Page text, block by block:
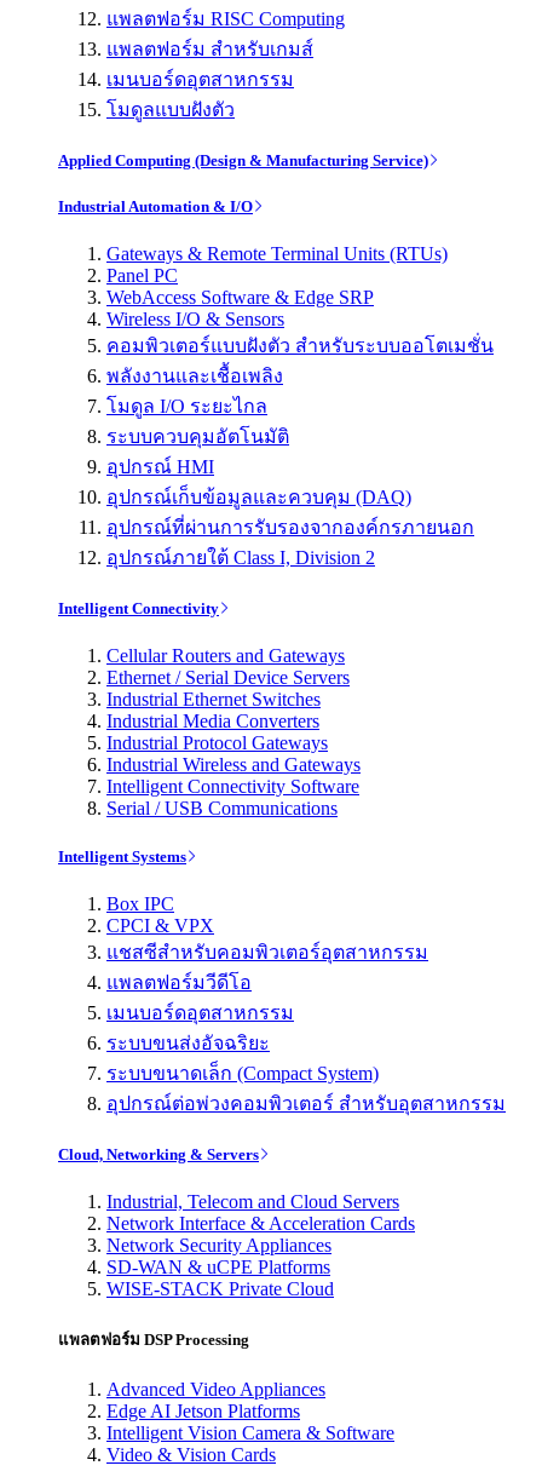
แพลตฟอร์ม RISC Computing
แพลตฟอร์ม สำหรับเกมส์
เมนบอร์ดอุตสาหกรรม
โมดูลแบบฝังตัว
Applied Computing (Design & Manufacturing Service)
Industrial Automation & I/O
Gateways & Remote Terminal Units (RTUs)
Panel PC
WebAccess Software & Edge SRP
Wireless I/O & Sensors
คอมพิวเตอร์แบบฝังตัว สำหรับระบบออโตเมชั่น
พลังงานและเชื้อเพลิง
โมดูล I/O ระยะไกล
ระบบควบคุมอัตโนมัติ
อุปกรณ์ HMI
อุปกรณ์เก็บข้อมูลและควบคุม (DAQ)
อุปกรณ์ที่ผ่านการรับรองจากองค์กรภายนอก
อุปกรณ์ภายใต้ Class I, Division 2
Intelligent Connectivity
Cellular Routers and Gateways
Ethernet / Serial Device Servers
Industrial Ethernet Switches
Industrial Media Converters
Industrial Protocol Gateways
Industrial Wireless and Gateways
Intelligent Connectivity Software
Serial / USB Communications
Intelligent Systems
Box IPC
CPCI & VPX
แชสซีสำหรับคอมพิวเตอร์อุตสาหกรรม
แพลตฟอร์มวีดีโอ
เมนบอร์ดอุตสาหกรรม
ระบบขนส่งอัจฉริยะ
ระบบขนาดเล็ก (Compact System)
อุปกรณ์ต่อพ่วงคอมพิวเตอร์ สำหรับอุตสาหกรรม
Cloud, Networking & Servers
Industrial, Telecom and Cloud Servers
Network Interface & Acceleration Cards
Network Security Appliances
SD-WAN & uCPE Platforms
WISE-STACK Private Cloud
แพลตฟอร์ม DSP Processing
Advanced Video Appliances
Edge AI Jetson Platforms
Intelligent Vision Camera & Software
Video & Vision Cards